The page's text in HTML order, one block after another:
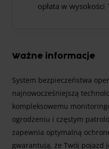
opłata w wysokości
Ważne informacje
System bezpieczeństwa
najnowocześniejszą
kompleksowemu
ogrodzeniu i częstym
zapewnia optymalną
gwarantują, że Twój pojazd